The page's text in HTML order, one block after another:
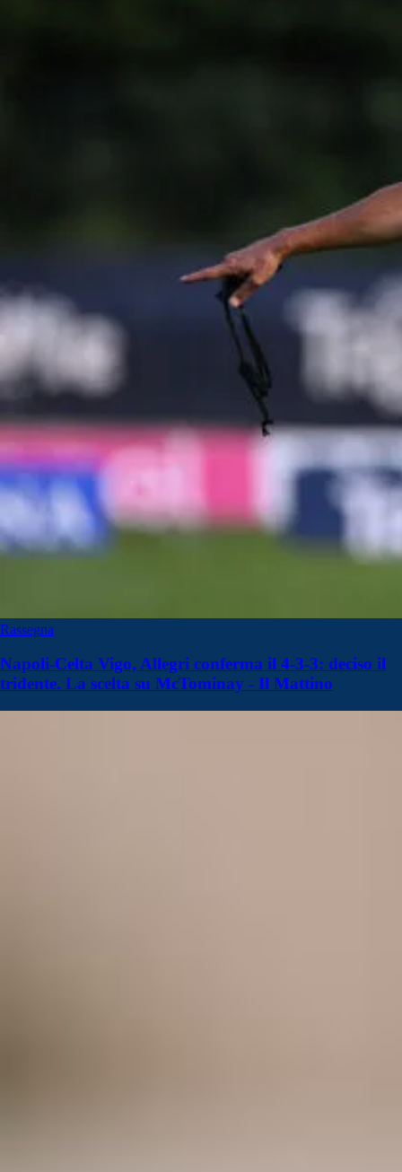
Rassegna
Napoli-Celta Vigo, Allegri conferma il 4-3-3: deciso il
tridente. La scelta su McTominay - Il Mattino